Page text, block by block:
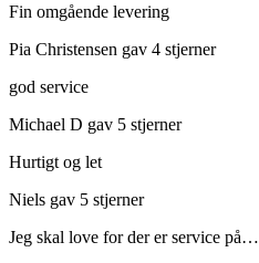
Fin omgående levering
Pia Christensen gav 4 stjerner
god service
Michael D gav 5 stjerner
Hurtigt og let
Niels gav 5 stjerner
Jeg skal love for der er service på…